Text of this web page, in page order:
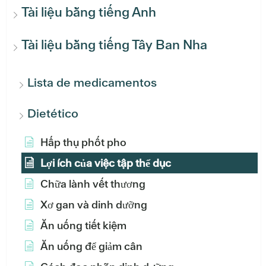
Tài liệu bằng tiếng Anh
Tài liệu bằng tiếng Tây Ban Nha
Lista de medicamentos
Dietético
Hấp thụ phốt pho
Lợi ích của việc tập thể dục
Chữa lành vết thương
Xơ gan và dinh dưỡng
Ăn uống tiết kiệm
Ăn uống để giảm cân